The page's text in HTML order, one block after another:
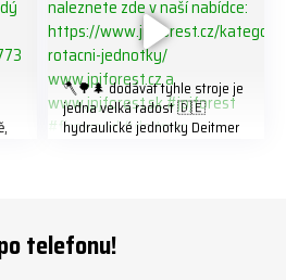
🪓🌳🌲 dodávat tyhle stroje je
jedna velká radost 🇩🇪
hydraulické jednotky Deitmer
#firewood #deitmer
telefonu!